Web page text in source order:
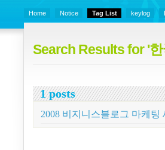
Home Notice Tag List keylog
Search Results for '
1 posts
2008 비지니스블로그 마케팅